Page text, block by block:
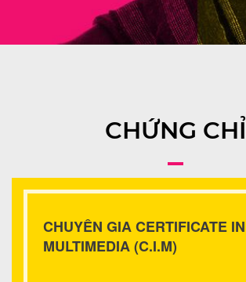
CHỨNG CHỈ
CHUYÊN GIA CERTIFICATE IN
MULTIMEDIA (C.I.M)